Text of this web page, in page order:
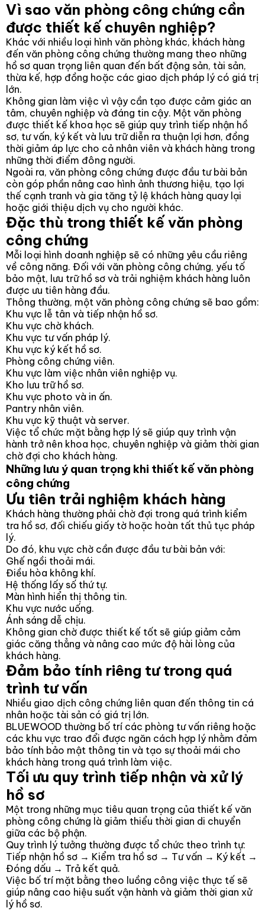
Vì sao văn phòng công chứng cần
được thiết kế chuyên nghiệp?
Khác với nhiều loại hình văn phòng khác, khách hàng
đến văn phòng công chứng thường mang theo những
hồ sơ quan trọng liên quan đến bất động sản, tài sản,
thừa kế, hợp đồng hoặc các giao dịch pháp lý có giá trị
lớn.
Không gian làm việc vì vậy cần tạo được cảm giác an
tâm, chuyên nghiệp và đáng tin cậy. Một văn phòng
được thiết kế khoa học sẽ giúp quy trình tiếp nhận hồ
sơ, tư vấn, ký kết và lưu trữ diễn ra thuận lợi hơn, đồng
thời giảm áp lực cho cả nhân viên và khách hàng trong
những thời điểm đông người.
Ngoài ra, văn phòng công chứng được đầu tư bài bản
còn góp phần nâng cao hình ảnh thương hiệu, tạo lợi
thế cạnh tranh và gia tăng tỷ lệ khách hàng quay lại
hoặc giới thiệu dịch vụ cho người khác.
Đặc thù trong thiết kế văn phòng
công chứng
Mỗi loại hình doanh nghiệp sẽ có những yêu cầu riêng
về công năng. Đối với văn phòng công chứng, yếu tố
bảo mật, lưu trữ hồ sơ và trải nghiệm khách hàng luôn
được ưu tiên hàng đầu.
Thông thường, một văn phòng công chứng sẽ bao gồm:
Khu vực lễ tân và tiếp nhận hồ sơ.
Khu vực chờ khách.
Khu vực tư vấn pháp lý.
Khu vực ký kết hồ sơ.
Phòng công chứng viên.
Khu vực làm việc nhân viên nghiệp vụ.
Kho lưu trữ hồ sơ.
Khu vực photo và in ấn.
Pantry nhân viên.
Khu vực kỹ thuật và server.
Việc tổ chức mặt bằng hợp lý sẽ giúp quy trình vận
hành trở nên khoa học, chuyên nghiệp và giảm thời gian
chờ đợi cho khách hàng.
Những lưu ý quan trọng khi thiết kế văn phòng
công chứng
Ưu tiên trải nghiệm khách hàng
Khách hàng thường phải chờ đợi trong quá trình kiểm
tra hồ sơ, đối chiếu giấy tờ hoặc hoàn tất thủ tục pháp
lý.
Do đó, khu vực chờ cần được đầu tư bài bản với:
Ghế ngồi thoải mái.
Điều hòa không khí.
Hệ thống lấy số thứ tự.
Màn hình hiển thị thông tin.
Khu vực nước uống.
Ánh sáng dễ chịu.
Không gian chờ được thiết kế tốt sẽ giúp giảm cảm
giác căng thẳng và nâng cao mức độ hài lòng của
khách hàng.
Đảm bảo tính riêng tư trong quá
trình tư vấn
Nhiều giao dịch công chứng liên quan đến thông tin cá
nhân hoặc tài sản có giá trị lớn.
BLUEWOOD thường bố trí các phòng tư vấn riêng hoặc
các khu vực trao đổi được ngăn cách hợp lý nhằm đảm
bảo tính bảo mật thông tin và tạo sự thoải mái cho
khách hàng trong quá trình làm việc.
Tối ưu quy trình tiếp nhận và xử lý
hồ sơ
Một trong những mục tiêu quan trọng của thiết kế văn
phòng công chứng là giảm thiểu thời gian di chuyển
giữa các bộ phận.
Quy trình lý tưởng thường được tổ chức theo trình tự:
Tiếp nhận hồ sơ → Kiểm tra hồ sơ → Tư vấn → Ký kết →
Đóng dấu → Trả kết quả.
Việc bố trí mặt bằng theo luồng công việc thực tế sẽ
giúp nâng cao hiệu suất vận hành và giảm thời gian xử
lý hồ sơ.